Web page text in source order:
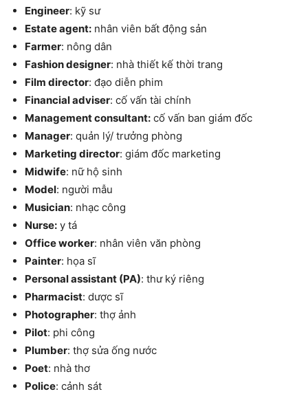
Engineer: kỹ sư
Estate agent: nhân viên bất động sản
Farmer: nông dân
Fashion designer: nhà thiết kế thời trang
Film director: đạo diễn phim
Financial adviser: cố vấn tài chính
Management consultant: cố vấn ban giám đốc
Manager: quản lý/ trưởng phòng
Marketing director: giám đốc marketing
Midwife: nữ hộ sinh
Model: người mẫu
Musician: nhạc công
Nurse: y tá
Office worker: nhân viên văn phòng
Painter: họa sĩ
Personal assistant (PA): thư ký riêng
Pharmacist: dược sĩ
Photographer: thợ ảnh
Pilot: phi công
Plumber: thợ sửa ống nước
Poet: nhà thơ
Police: cảnh sát